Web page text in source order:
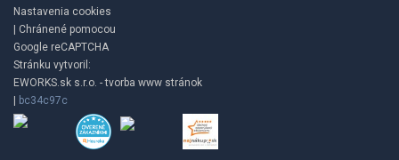
Nastavenia cookies
| Chránené pomocou
Google reCAPTCHA
Stránku vytvoril:
EWORKS.sk s.r.o. - tvorba www stránok
bc34c97c